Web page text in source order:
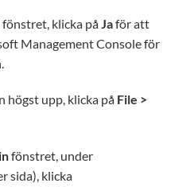
fönstret, klicka på Jaför att
Management Console för
högst upp, klicka på File >
fönstret, under
sida), klicka